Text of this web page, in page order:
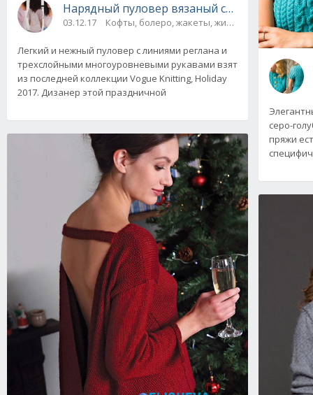
Нарядный пуловер вязаный спицами от
03.12.17 Кофты, болеро, жакеты, жилеты, пуловеры и
Легкий и нежный пуловер с линиями реглана и
трехслойными многоуровневыми рукавами взят
из последней коллекции Vogue Knitting, Holiday
2017. Дизанер этой праздничной
серо-
пряжи